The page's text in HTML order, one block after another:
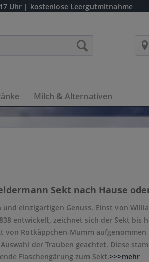
Uhr | kostenlose Leergutmitnahme
Milch & Alternativen
Sekt nach Hause
einzigartigen Genuss. Einst von
entwickelt, zeichnet sich der Sekt
von Rotkäppchen-Mumm
der Trauben geachtet. Diese
Flaschengärung zum Sekt.>>>mehr